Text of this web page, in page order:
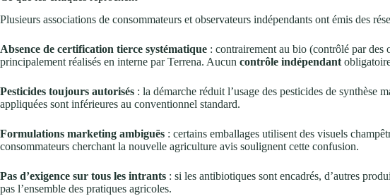
Plusieurs associations de consommateurs et observateurs indépendants ont émis des
Absence de certification tierce systématique : contrairement au bio (contrôlé par
principalement réalisés en interne par Terrena. Aucun contrôle indépendant
Pesticides toujours autorisés : la démarche réduit l’usage des pesticides de synthèse
appliquées sont inférieures au conventionnel standard.
Formulations marketing ambiguës : certains emballages utilisent des visuels
consommateurs cherchant la nouvelle agriculture avis soulignent cette confusion.
Pas d’exigence sur tous les intrants : si les antibiotiques sont encadrés, d’autres
pas l’ensemble des pratiques agricoles.